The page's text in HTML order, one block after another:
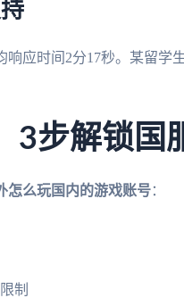
应时间2分17秒。某留学
3步解锁国
怎么玩国内的游戏账号：
制